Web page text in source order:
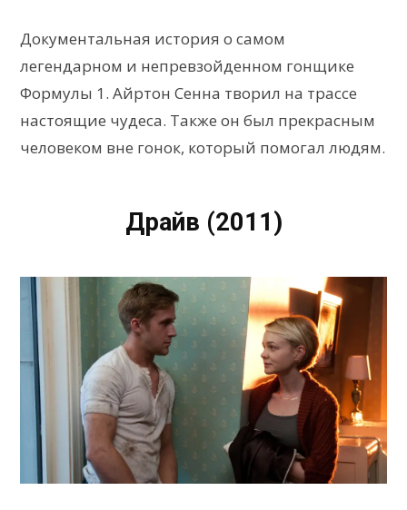
Документальная история о самом
легендарном и непревзойденном гонщике
Формулы 1. Айртон Сенна творил на трассе
настоящие чудеса. Также он был прекрасным
человеком вне гонок, который помогал людям.
Драйв (2011)